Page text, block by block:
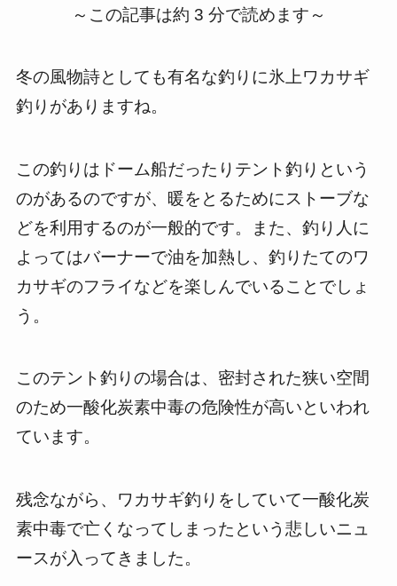
～この記事は約 3 分で読めます～
冬の風物詩としても有名な釣りに氷上ワカサギ
釣りがありますね。
この釣りはドーム船だったりテント釣りという
のがあるのですが、暖をとるためにストーブな
どを利用するのが一般的です。また、釣り人に
よってはバーナーで油を加熱し、釣りたてのワ
カサギのフライなどを楽しんでいることでしょ
う。
このテント釣りの場合は、密封された狭い空間
のため一酸化炭素中毒の危険性が高いといわれ
ています。
残念ながら、ワカサギ釣りをしていて一酸化炭
素中毒で亡くなってしまったという悲しいニュ
ースが入ってきました。